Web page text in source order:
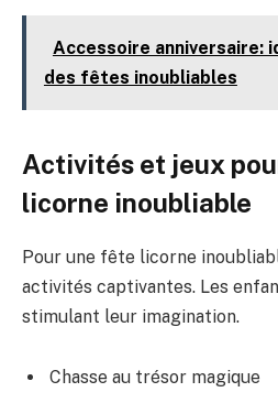
Accessoire anniversaire:
des fêtes inoubliables
Activités et jeux
licorne inoubliable
Pour une fête licorne
activités captivantes. Les
stimulant leur imagination.
Chasse au trésor magique